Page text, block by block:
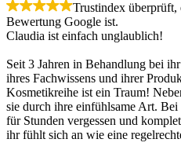
Trustindex
Bewertung Google ist.
Claudia ist einfach unglaublich!
Seit 3 Jahren in Behandlung bei
ihres Fachwissens und ihrer
Kosmetikreihe ist ein Traum!
sie durch ihre einfühlsame Art.
für Stunden vergessen und
ihr fühlt sich an wie eine